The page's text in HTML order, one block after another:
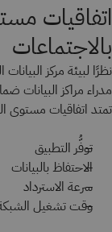
اتفاقيات
بالاجتماعات
نظرًا لبيئة مركز
مدراء مراكز
تمتد اتفاقيات مستوى
توفُّر التطبيق
الاحتفاظ بالبيانات
سرعة الاسترداد
وقت تشغيل الشبكة